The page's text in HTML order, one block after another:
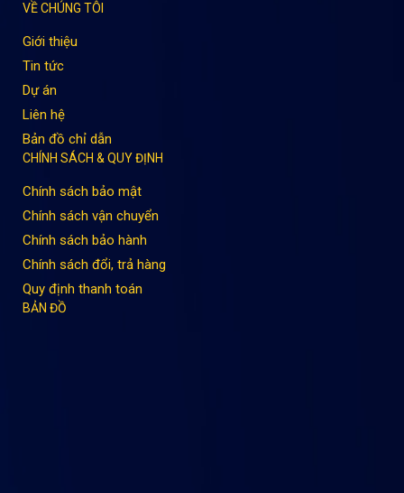
VỀ CHÚNG TÔI
Giới thiệu
Tin tức
Dự án
Liên hệ
Bản đồ chỉ dẫn
CHÍNH SÁCH & QUY ĐỊNH
Chính sách bảo mật
Chính sách vận chuyển
Chính sách bảo hành
Chính sách đổi, trả hàng
Quy định thanh toán
BẢN ĐỒ